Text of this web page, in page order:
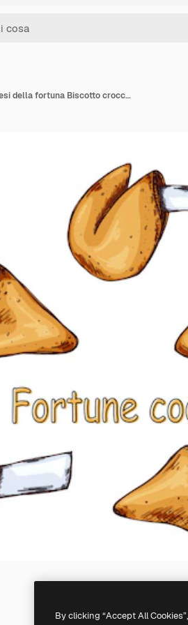
Set disegnato a mano di vettore di biscotti cinesi della fortuna Biscotto croccante con un pezzo di carta bianco all'interno
By clicking “Accept All